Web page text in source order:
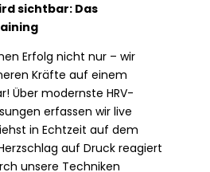
sichtbar: Das
Erfolg nicht nur – wir
Kräfte auf einem
Über modernste HRV-
erfassen wir live
in Echtzeit auf dem
auf Druck reagiert
unsere Techniken